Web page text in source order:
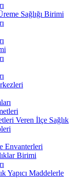
Sağlığı Birimi
Veren İlçe Sağlık
Envanterleri
Birimi
Yapıcı Maddelerle